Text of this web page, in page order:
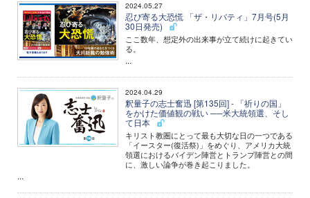
2024.05.27
忍び寄る大恐慌 「ザ・リバティ」7月号(5月
30日発売)
ここ数年、想定外の出来事が立て続けに起きてい
る。
...
2024.04.29
釈量子の志士奮迅 [第135回] - 「祈りの国」
をかけた価値観の戦い ──米大統領選、そし
て日本
キリスト教圏にとって最も大切な日の一つである
「イースター(復活祭)」をめぐり、アメリカ大統
領選におけるバイデン陣営とトランプ陣営との間
に、激しい論争が巻き起こりました。
...